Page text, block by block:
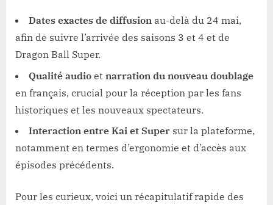
Dates exactes de diffusion au-delà du 24 mai,
afin de suivre l’arrivée des saisons 3 et 4 et de
Dragon Ball Super.
Qualité audio et narration du nouveau doublage
en français, crucial pour la réception par les fans
historiques et les nouveaux spectateurs.
Interaction entre Kai et Super sur la plateforme,
notamment en termes d’ergonomie et d’accès aux
épisodes précédents.
Pour les curieux, voici un récapitulatif rapide des